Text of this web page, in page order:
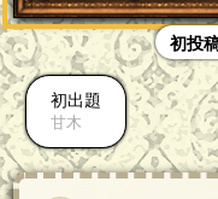
初投
初出題
甘木